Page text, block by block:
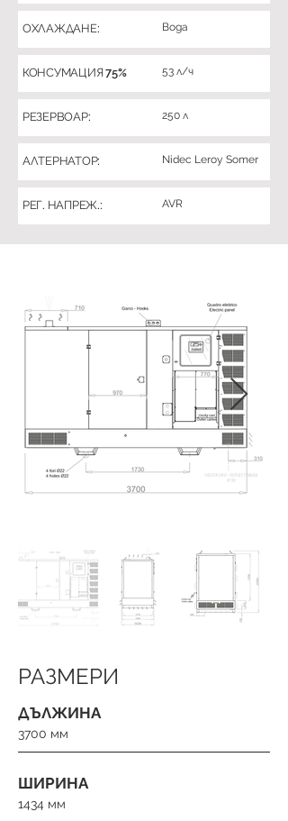
ОХЛАЖДАНЕ: Вода
КОНСУМАЦИЯ 75% 53 л/ч
РЕЗЕРВОАР: 250 л
АЛТЕРНАТОР: Nidec Leroy Somer
РЕГ. НАПРЕЖ.: AVR
РАЗМЕРИ
ДЪЛЖИНА
3700 мм
ШИРИНА
1434 мм